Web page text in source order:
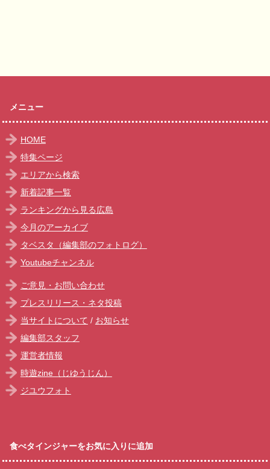
メニュー
HOME
特集ページ
エリアから検索
新着記事一覧
ランキングから見る広島
今月のアーカイブ
タベスタ（編集部のフォトログ）
Youtubeチャンネル
ご意見・お問い合わせ
プレスリリース・ネタ投稿
当サイトについて / お知らせ
編集部スタッフ
運営者情報
時遊zine（じゆうじん）
ジユウフォト
食べタインジャーをお気に入りに追加